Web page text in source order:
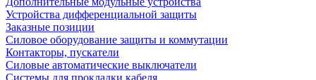
Устройства дифференциальной защиты
Заказные позиции
Силовое оборудование защиты и коммутации
Контакторы, пускатели
Силовые автоматические выключатели
Системы для прокладки кабеля